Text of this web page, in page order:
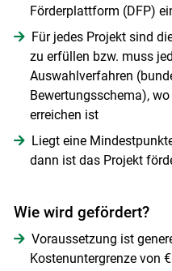
Förderplattform (DFP)
Für jedes Projekt sind
zu erfüllen bzw. muss
Auswahlverfahren
Bewertungsschema),
erreichen ist
Liegt eine
dann ist das Projekt
Wie wird gefördert?
Voraussetzung ist
Kostenuntergrenze von